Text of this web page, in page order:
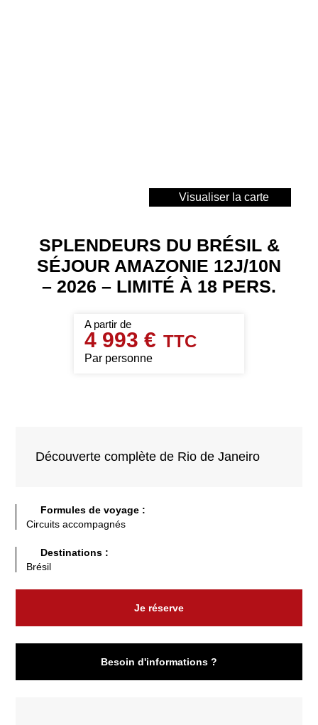
Visualiser la carte
SPLENDEURS DU BRÉSIL &
SÉJOUR AMAZONIE 12J/10N
– 2026 – LIMITÉ À 18 PERS.
4 993 €
Par personne
Découverte complète de Rio de Janeiro
Formules de voyage :
Circuits accompagnés
Destinations :
Brésil
Je réserve
Besoin d'informations ?